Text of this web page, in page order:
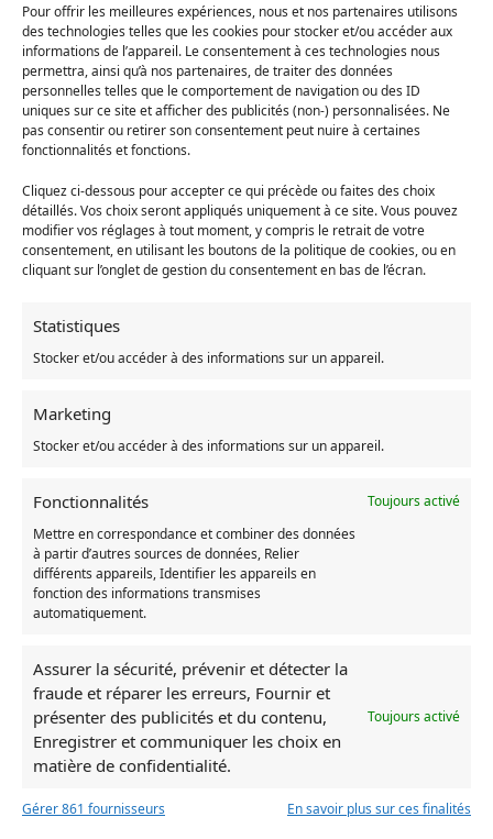
Pour offrir les meilleures expériences, nous et nos partenaires utilisons
des technologies telles que les cookies pour stocker et/ou accéder aux
informations de l’appareil. Le consentement à ces technologies nous
permettra, ainsi qu’à nos partenaires, de traiter des données
personnelles telles que le comportement de navigation ou des ID
uniques sur ce site et afficher des publicités (non-) personnalisées. Ne
pas consentir ou retirer son consentement peut nuire à certaines
fonctionnalités et fonctions.
Cliquez ci-dessous pour accepter ce qui précède ou faites des choix
détaillés. Vos choix seront appliqués uniquement à ce site. Vous pouvez
modifier vos réglages à tout moment, y compris le retrait de votre
consentement, en utilisant les boutons de la politique de cookies, ou en
cliquant sur l’onglet de gestion du consentement en bas de l’écran.
Statistiques
Stocker et/ou accéder à des informations sur un appareil.
Marketing
Stocker et/ou accéder à des informations sur un appareil.
Fonctionnalités
Toujours activé
Mettre en correspondance et combiner des données
à partir d’autres sources de données, Relier
différents appareils, Identifier les appareils en
fonction des informations transmises
automatiquement.
Assurer la sécurité, prévenir et détecter la
fraude et réparer les erreurs, Fournir et
présenter des publicités et du contenu,
Enregistrer et communiquer les choix en
matière de confidentialité.
Toujours activé
Gérer 861 fournisseurs En savoir plus sur ces finalités
Nos Tee-shirts sont conçus et floqués au Japon. Nous te
conseillons de prendre1 taille au dessuspour plus de sécurité.
Par exemple si tu portes duS, prends duM par précaution. Ci-
dessous le guide des tailles pour vous aider dans votre choix :
UGS : 7331385016578-t-shirt-chihiro-pont-celeste
Catégories : Le Voyage de Chihiro,T-shirt Chihiro
Chihiro
Produits similaires
RUPTURE DE STOCK RUPTURE DE